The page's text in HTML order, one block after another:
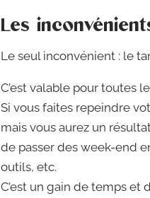
Les
Le seul inconvénient : le
C’est valable pour toutes
Si vous faites repeindre
mais vous aurez un
de passer des week-end
outils, etc.
C’est un gain de temps et